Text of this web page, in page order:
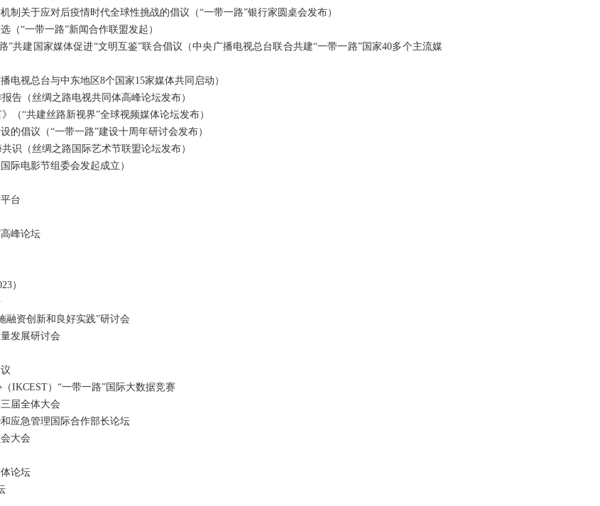
关于应对后疫情时代全球性挑战的倡议（“一带一路”银行家圆桌会发布）
“一带一路”新闻合作联盟发起）
建国家媒体促进“文明互鉴”联合倡议（中央广播电视总台联合共建“一带一路”国家40多个主流媒
视总台与中东地区8个国家15家媒体共同启动）
（丝绸之路电视共同体高峰论坛发布）
“共建丝路新视界”全球视频媒体论坛发布）
倡议（“一带一路”建设十周年研讨会发布）
（丝绸之路国际艺术节联盟论坛发布）
电影节组委会发起成立）
台
峰论坛
）
资创新和良好实践”研讨会
发展研讨会
）“一带一路”国际大数据竞赛
届全体大会
应急管理国际合作部长论坛
大会
论坛